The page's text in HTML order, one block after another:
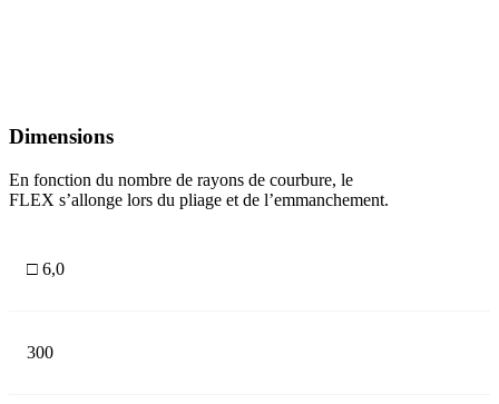
Dimensions
En fonction du nombre de rayons de courbure, le
FLEX s’allonge lors du pliage et de l’emmanchement.
□ 6,0
300